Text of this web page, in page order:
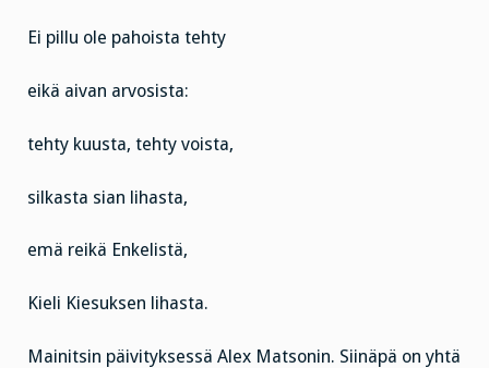
Ei pillu ole pahoista tehty
eikä aivan arvosista:
tehty kuusta, tehty voista,
silkasta sian lihasta,
emä reikä Enkelistä,
Kieli Kiesuksen lihasta.
Mainitsin päivityksessä Alex Matsonin. Siinäpä on yhtä